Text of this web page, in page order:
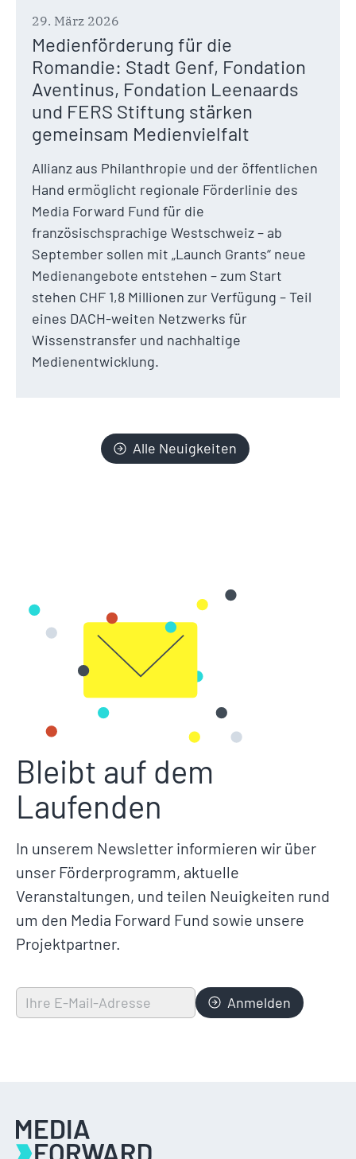
29. März 2026
Medienförderung für die
Romandie: Stadt Genf, Fondation
Aventinus, Fondation Leenaards
und FERS Stiftung stärken
gemeinsam Medienvielfalt
Allianz aus Philanthropie und der öffentlichen
Hand ermöglicht regionale Förderlinie des
Media Forward Fund für die
französischsprachige Westschweiz – ab
September sollen mit „Launch Grants“ neue
Medienangebote entstehen – zum Start
stehen CHF 1,8 Millionen zur Verfügung – Teil
eines DACH-weiten Netzwerks für
Wissenstransfer und nachhaltige
Medienentwicklung.
Alle Neuigkeiten
Bleibt auf dem
Laufenden
In unserem Newsletter informieren wir über
unser Förderprogramm, aktuelle
Veranstaltungen, und teilen Neuigkeiten rund
um den Media Forward Fund sowie unsere
Projektpartner.
Anmelden